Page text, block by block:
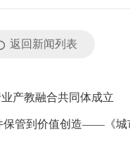
返回新闻列表
产教融合共同体成立
保管到价值创造——《城